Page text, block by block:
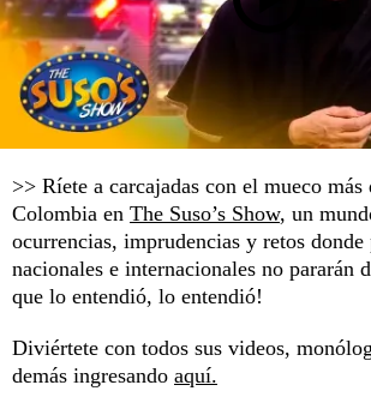
>> Ríete a carcajadas con el mueco
Colombia en The Suso’s Show, un
ocurrencias, imprudencias y retos donde
nacionales e internacionales no pararán
que lo entendió, lo entendió!
Diviértete con todos sus videos,
demás ingresando aquí.